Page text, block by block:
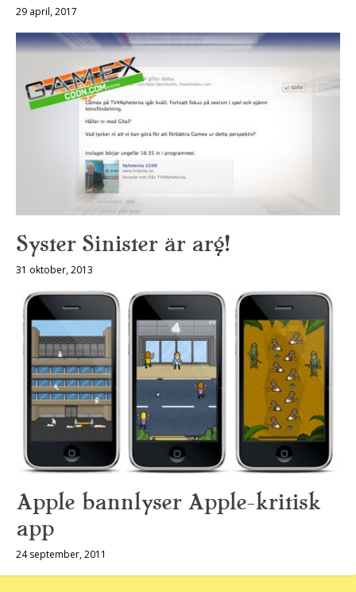
29 april, 2017
Syster Sinister är arg!
31 oktober, 2013
Apple bannlyser Apple-kritisk
app
24 september, 2011